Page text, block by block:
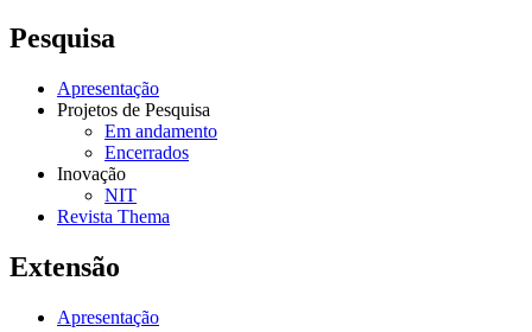
Pesquisa
Apresentação
Projetos de Pesquisa
Em andamento
Encerrados
Inovação
NIT
Revista Thema
Extensão
Apresentação